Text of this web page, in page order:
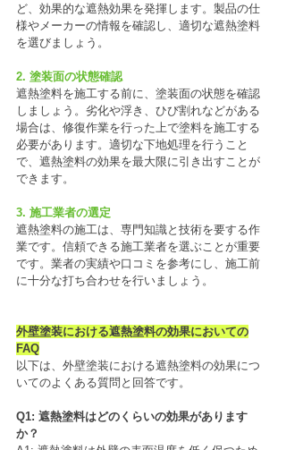
ど、効果的な遮熱効果を発揮します。製品の仕
様やメーカーの情報を確認し、適切な遮熱塗料
を選びましょう。
2. 塗装面の状態確認
遮熱塗料を施工する前に、塗装面の状態を確認
しましょう。劣化や浮き、ひび割れなどがある
場合は、修復作業を行った上で塗料を施工する
必要があります。適切な下地処理を行うこと
で、遮熱塗料の効果を最大限に引き出すことが
できます。
3. 施工業者の選定
遮熱塗料の施工は、専門知識と技術を要する作
業です。信頼できる施工業者を選ぶことが重要
です。業者の実績や口コミを参考にし、施工前
に十分な打ち合わせを行いましょう。
外壁塗装における遮熱塗料の効果においての
FAQ
以下は、外壁塗装における遮熱塗料の効果につ
いてのよくある質問と回答です。
Q1: 遮熱塗料はどのくらいの効果があります
か？